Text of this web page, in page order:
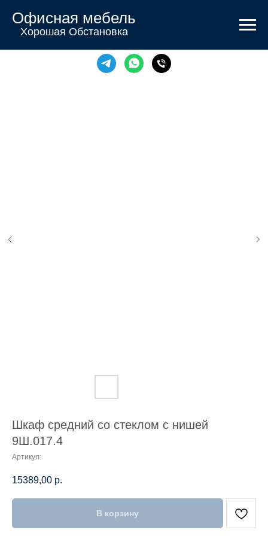
Офисная мебель
Хорошая Обстановка
Шкаф средний со стеклом с нишей
9Ш.017.4
Артикул:
15389,00 р.
В корзину